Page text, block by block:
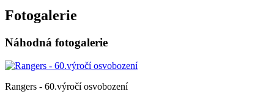
Fotogalerie
Náhodná fotogalerie
Rangers - 60.výročí osvobození